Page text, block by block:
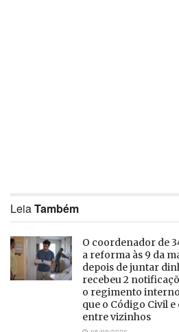
LeiaTambém
O coordenador de
a reforma às 9 da
depois de juntar
recebeu 2
o regimento
que o Código Civil
entre vizinhos